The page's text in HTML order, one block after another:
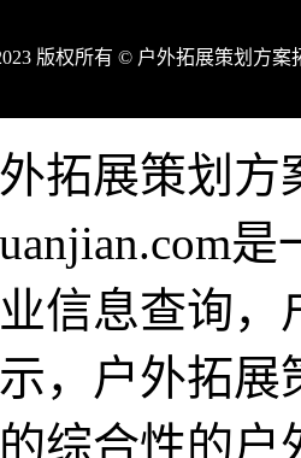
版权所有 © 户外拓展策划方
拓展策划方
信息查询
，户外拓
综合性的